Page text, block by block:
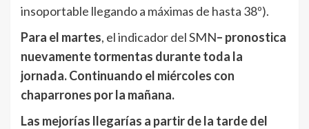
insoportable llegando a máximas de hasta 38º).
Para el martes, el indicador del SMN– pronostica
nuevamente tormentas durante toda la
jornada. Continuando el miércoles con
chaparrones por la mañana.
Las mejorías llegarías a partir de la tarde del